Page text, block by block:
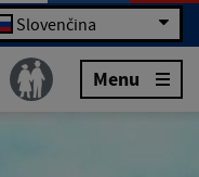
Slovenčina
Menu